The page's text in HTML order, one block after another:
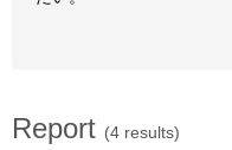
Report (4 results)